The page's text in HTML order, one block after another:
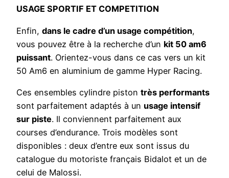
USAGE SPORTIF ET COMPETITION
Enfin, dans le cadre d’un usage compétition,
vous pouvez être à la recherche d’un kit 50 am6
puissant. Orientez-vous dans ce cas vers un kit
50 Am6 en aluminium de gamme Hyper Racing.
Ces ensembles cylindre piston très performants
sont parfaitement adaptés à un usage intensif
sur piste. Il conviennent parfaitement aux
courses d’endurance. Trois modèles sont
disponibles : deux d’entre eux sont issus du
catalogue du motoriste français Bidalot et un de
celui de Malossi.